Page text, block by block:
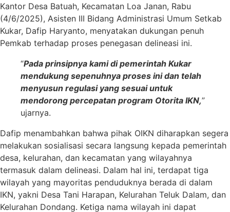
Kantor Desa Batuah, Kecamatan Loa Janan, Rabu
(4/6/2025), Asisten III Bidang Administrasi Umum Setkab
Kukar, Dafip Haryanto, menyatakan dukungan penuh
Pemkab terhadap proses penegasan delineasi ini.
“Pada prinsipnya kami di pemerintah Kukar
mendukung sepenuhnya proses ini dan telah
menyusun regulasi yang sesuai untuk
mendorong percepatan program Otorita IKN,”
ujarnya.
Dafip menambahkan bahwa pihak OIKN diharapkan segera
melakukan sosialisasi secara langsung kepada pemerintah
desa, kelurahan, dan kecamatan yang wilayahnya
termasuk dalam delineasi. Dalam hal ini, terdapat tiga
wilayah yang mayoritas penduduknya berada di dalam
IKN, yakni Desa Tani Harapan, Kelurahan Teluk Dalam, dan
Kelurahan Dondang. Ketiga nama wilayah ini dapat